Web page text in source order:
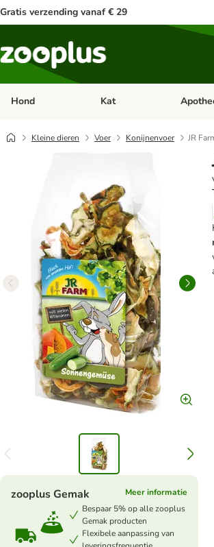
Gratis verzending vanaf € 29
Hond Open categorie menu: Hond
Kat Open
Kleine dieren Voer Konijnenvoer JR
zooplus Gemak
Meer informatie
Bespaar 5% op alle zooplus
Gemak producten
Flexibele aanpassing van